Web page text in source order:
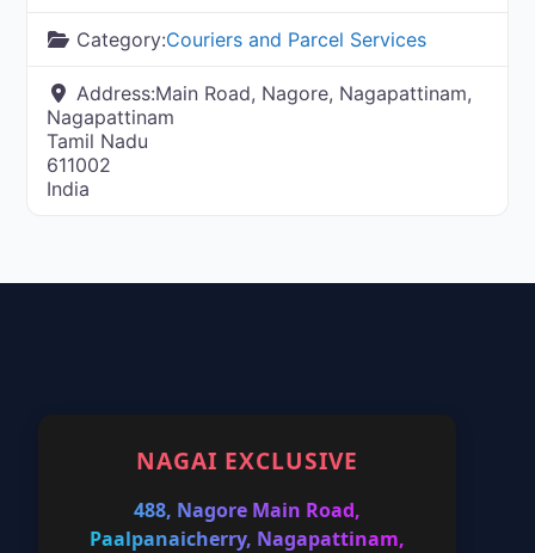
Category:Couriers and Parcel Services
Address:Main Road, Nagore, Nagapattinam,
Nagapattinam
Tamil Nadu
611002
India
NAGAI EXCLUSIVE
488, Nagore Main Road,
Paalpanaicherry, Nagapattinam,